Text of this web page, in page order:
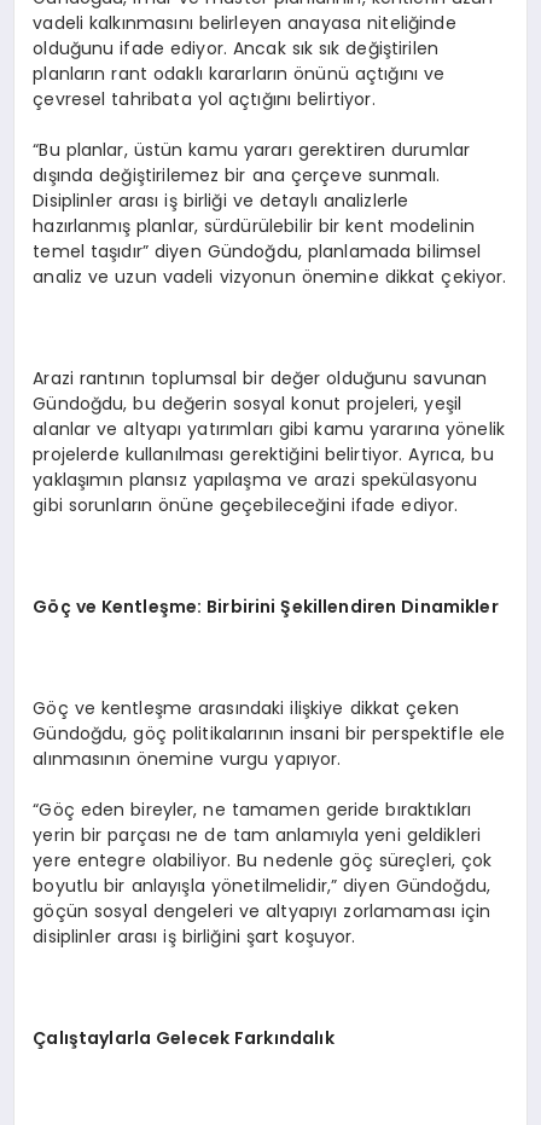
vadeli kalkınmasını belirleyen anayasa niteliğinde
olduğunu ifade ediyor. Ancak sık sık değiştirilen
planların rant odaklı kararların önünü açtığını ve
çevresel tahribata yol açtığını belirtiyor.
“Bu planlar, üstün kamu yararı gerektiren durumlar
dışında değiştirilemez bir ana çerçeve sunmalı.
Disiplinler arası iş birliği ve detaylı analizlerle
hazırlanmış planlar, sürdürülebilir bir kent modelinin
temel taşıdır” diyen Gündoğdu, planlamada bilimsel
analiz ve uzun vadeli vizyonun önemine dikkat çekiyor.
Arazi rantının toplumsal bir değer olduğunu savunan
Gündoğdu, bu değerin sosyal konut projeleri, yeşil
alanlar ve altyapı yatırımları gibi kamu yararına yönelik
projelerde kullanılması gerektiğini belirtiyor. Ayrıca, bu
yaklaşımın plansız yapılaşma ve arazi spekülasyonu
gibi sorunların önüne geçebileceğini ifade ediyor.
Göç ve Kentleşme: Birbirini Şekillendiren Dinamikler
Göç ve kentleşme arasındaki ilişkiye dikkat çeken
Gündoğdu, göç politikalarının insani bir perspektifle ele
alınmasının önemine vurgu yapıyor.
“Göç eden bireyler, ne tamamen geride bıraktıkları
yerin bir parçası ne de tam anlamıyla yeni geldikleri
yere entegre olabiliyor. Bu nedenle göç süreçleri, çok
boyutlu bir anlayışla yönetilmelidir,” diyen Gündoğdu,
göçün sosyal dengeleri ve altyapıyı zorlamaması için
disiplinler arası iş birliğini şart koşuyor.
Çalıştaylarla Gelecek Farkındalık